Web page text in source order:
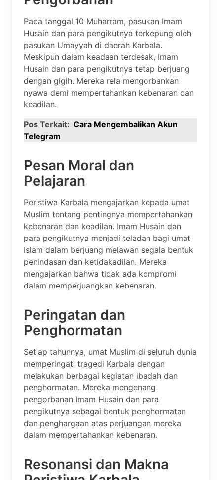
Pada tanggal 10 Muharram, pasukan Imam
Husain dan para pengikutnya terkepung oleh
pasukan Umayyah di daerah Karbala.
Meskipun dalam keadaan terdesak, Imam
Husain dan para pengikutnya tetap berjuang
dengan gigih. Mereka rela mengorbankan
nyawa demi mempertahankan kebenaran dan
keadilan.
Pos Terkait: Cara Mengembalikan Akun
Telegram
Pesan Moral dan
Pelajaran
Peristiwa Karbala mengajarkan kepada umat
Muslim tentang pentingnya mempertahankan
kebenaran dan keadilan. Imam Husain dan
para pengikutnya menjadi teladan bagi umat
Islam dalam berjuang melawan segala bentuk
penindasan dan ketidakadilan. Mereka
mengajarkan bahwa tidak ada kompromi
dalam memperjuangkan kebenaran.
Peringatan dan
Penghormatan
Setiap tahunnya, umat Muslim di seluruh dunia
memperingati tragedi Karbala dengan
melakukan berbagai kegiatan ibadah dan
penghormatan. Mereka mengenang
pengorbanan Imam Husain dan para
pengikutnya sebagai bentuk penghormatan
dan penghargaan atas perjuangan mereka
dalam mempertahankan kebenaran.
Resonansi dan Makna